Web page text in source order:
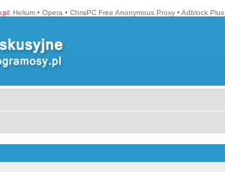
: Helium • Opera • ChrisPC Free Anonymous Proxy • Adblock Plus